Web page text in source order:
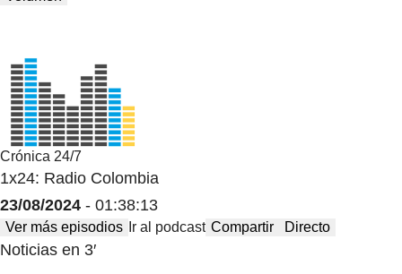
Crónica 24/7
1x24: Radio Colombia
23/08/2024 - 01:38:13
Ver más episodios Ir al podcast Compartir Directo
Noticias en 3′